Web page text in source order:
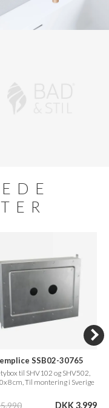
SSB02-30765
til SHV102 og SHV502,
cm, Til montering i Sverige
DKK 3.999